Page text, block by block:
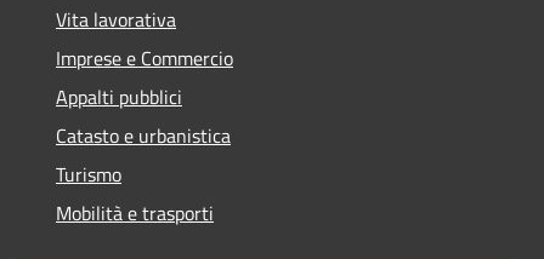
Vita lavorativa
Imprese e Commercio
Appalti pubblici
Catasto e urbanistica
Turismo
Mobilità e trasporti